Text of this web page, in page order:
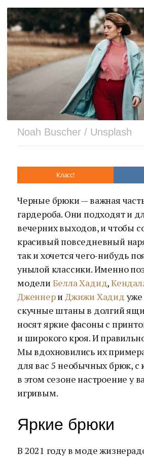
Noah Buscher / Unsplash
Класс!
Черные брюки — важная
гардероба. Они подходят и
вечерних выходов, и чтобы
красивый повседневный
так и хочется чего-нибудь
унылой классики. Именно
модели Белла Хадид,
ДженнериДжижи Хадидуже
скучные штаны в долгий
носят яркие фасоны с
и широкого кроя. И
Мы вдохновились их
для вас 5 необычных брюк, с
в этом сезоне настроение у
игривым.
Яркие брюки
В 2021 году в моде